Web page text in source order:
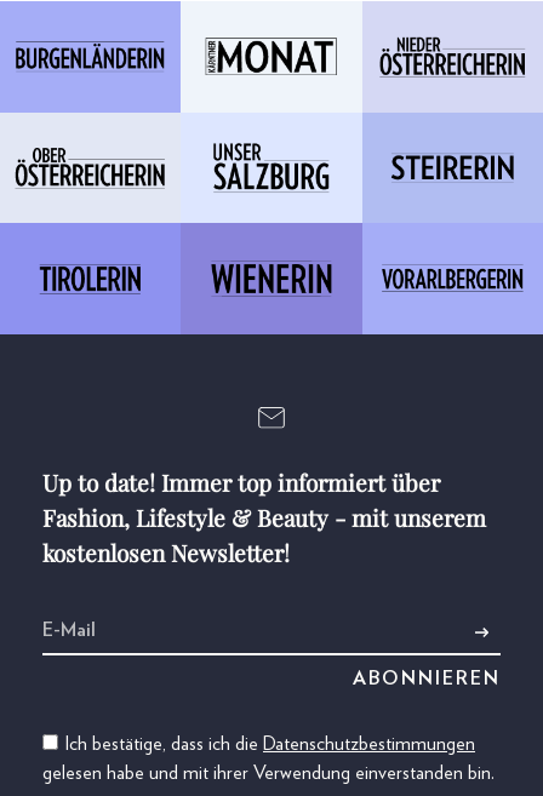
Up to date! Immer top informiert über
Fashion, Lifestyle & Beauty - mit unserem
kostenlosen Newsletter!
Ich bestätige, dass ich die Datenschutzbestimmungen
gelesen habe und mit ihrer Verwendung einverstanden bin.